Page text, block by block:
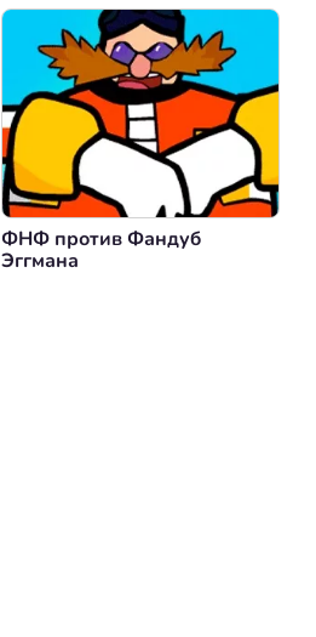
ФНФ против Фандуб
Эггмана